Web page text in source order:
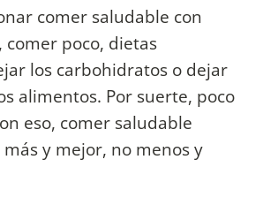
comer saludable con
comer poco, dietas
los carbohidratos o dejar
alimentos. Por suerte, poco
eso, comer saludable
y mejor, no menos y